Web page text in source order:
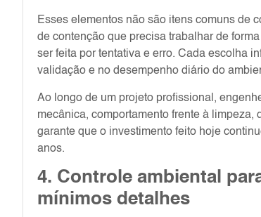
Esses elementos não são itens comuns de
de contenção que precisa trabalhar de
ser feita por tentativa e erro. Cada escolha
validação e no desempenho diário do
Ao longo de um projeto profissional,
mecânica, comportamento frente à
garante que o investimento feito hoje
anos.
4. Controle ambiental
mínimos detalhes